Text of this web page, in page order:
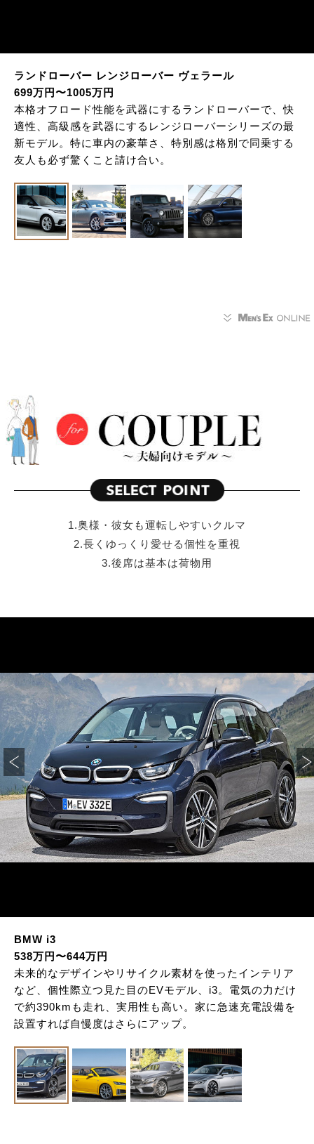
ランドローバー レンジローバー ヴェラール
699万円〜1005万円
本格オフロード性能を武器にするランドローバーで、快
適性、高級感を武器にするレンジローバーシリーズの最
新モデル。特に車内の豪華さ、特別感は格別で同乗する
友人も必ず驚くこと請け合い。
1.奥様・彼女も運転しやすいクルマ
2.長くゆっくり愛せる個性を重視
3.後席は基本は荷物用
BMW i3
538万円〜644万円
未来的なデザインやリサイクル素材を使ったインテリア
など、個性際立つ見た目のEVモデル、i3。電気の力だけ
で約390kmも走れ、実用性も高い。家に急速充電設備を
設置すれば自慢度はさらにアップ。